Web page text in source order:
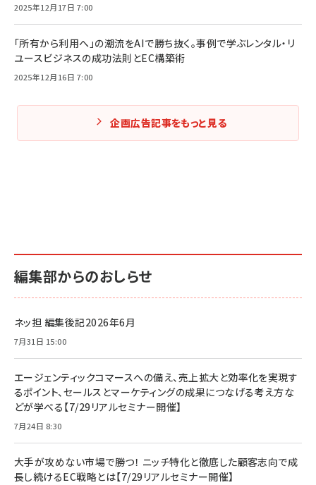
2025年12月17日 7:00
「所有から利用へ」の潮流をAIで勝ち抜く。事例で学ぶレンタル・リ
ユースビジネスの成功法則とEC構築術
2025年12月16日 7:00
企画広告記事をもっと見る
編集部からのおしらせ
ネッ担 編集後記2026年6月
7月31日 15:00
エージェンティックコマースへの備え、売上拡大と効率化を実現す
るポイント、セールスとマーケティングの成果につなげる考え方な
どが学べる【7/29リアルセミナー開催】
7月24日 8:30
大手が攻めない市場で勝つ！ ニッチ特化と徹底した顧客志向で成
長し続けるEC戦略とは【7/29リアルセミナー開催】